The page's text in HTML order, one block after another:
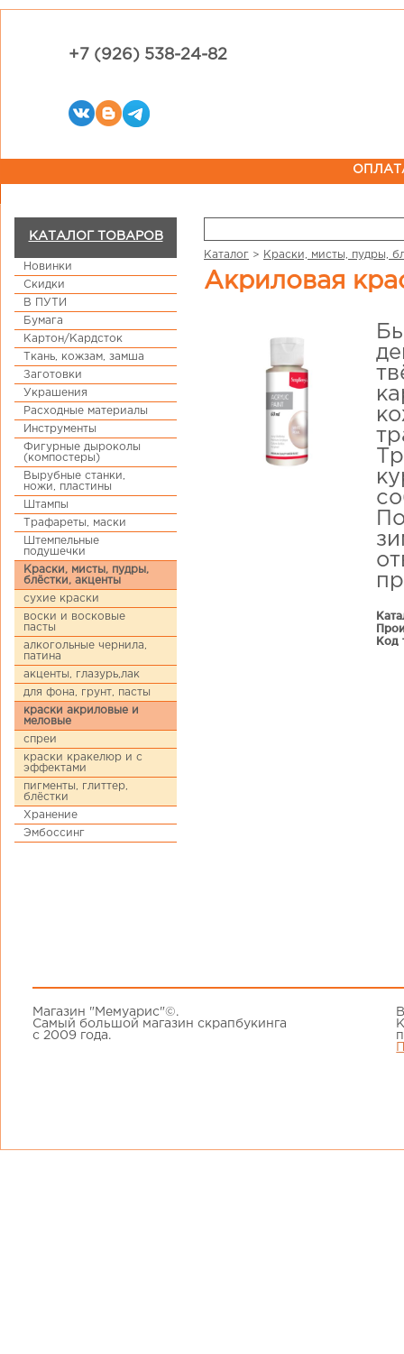
+7 (926) 538-24-82
КАТАЛОГ ТОВАРОВ
Новинки
Скидки
В ПУТИ
Бумага
Картон/Кардсток
Ткань, кожзам, замша
Заготовки
Украшения
Расходные материалы
Инструменты
Фигурные дыроколы
(компостеры)
Вырубные станки,
ножи, пластины
Штампы
Трафареты, маски
Штемпельные
подушечки
Краски, мисты, пудры,
блёстки, акценты
сухие краски
воски и восковые
пасты
алкогольные чернила,
патина
акценты, глазурь,лак
для фона, грунт, пасты
краски акриловые и
меловые
спреи
краски кракелюр и с
эффектами
пигменты, глиттер,
блёстки
Хранение
Эмбоссинг
Каталог > Краски, мисты, пудры,
Акриловая
Код
Магазин "Мемуарис"©.
Самый большой магазин скрапбукинга
с 2009 года.